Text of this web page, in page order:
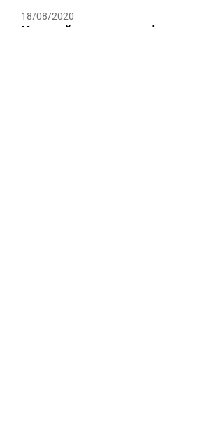
18/08/2020
Kaymağı seven mandayı